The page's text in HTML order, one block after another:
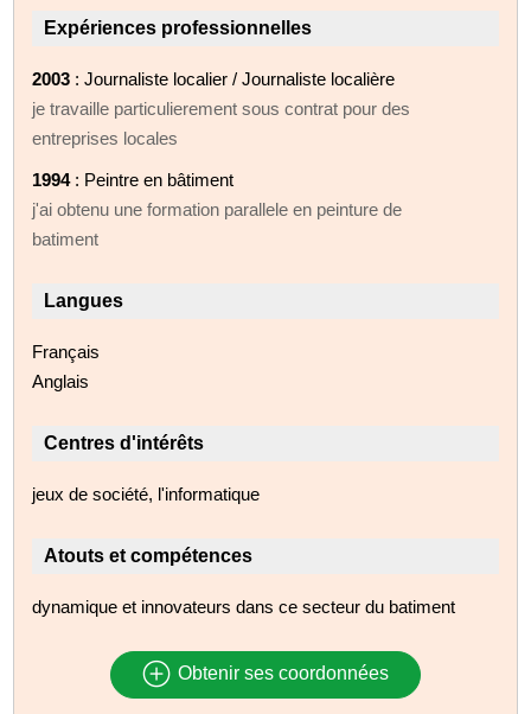
Expériences professionnelles
2003 : Journaliste localier / Journaliste localière
je travaille particulierement sous contrat pour des
entreprises locales
1994: Peintre en bâtiment
j'ai obtenu une formation parallele en peinture de
batiment
Langues
Français
Anglais
Centres d'intérêts
jeux de société, l'informatique
Atouts et compétences
dynamique et innovateurs dans ce secteur du batiment
Obtenir ses coordonnées